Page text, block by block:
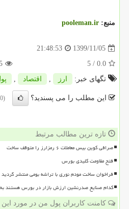
منبع: pooleman.ir
1399/11/05
21:48:53
0.0
/ 5
تگهای خبر:
ارز , اقتصاد ,
این مطلب را می پسندید؟ (0)
تازه ترین مطالب مرتبط
صرافی کوین بیس معاملات ۶ رمزارز را متوقف ساخت
فتح مقاومت کلیدی بورس
فراخوان ساخت مودم نوری با تراشه بومی منتشر گردید
کدام صنایع صدرنشین ارزش بازار در بورس هستند به علاوه رتبه
کامنت کاربران پول من در مورد